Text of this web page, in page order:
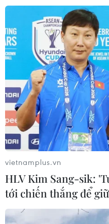
vietnamplus.vn
HLV Kim Sang-sik:
tới chiến thắng để